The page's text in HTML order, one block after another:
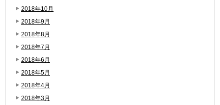
2018年10月
2018年9月
2018年8月
2018年7月
2018年6月
2018年5月
2018年4月
2018年3月